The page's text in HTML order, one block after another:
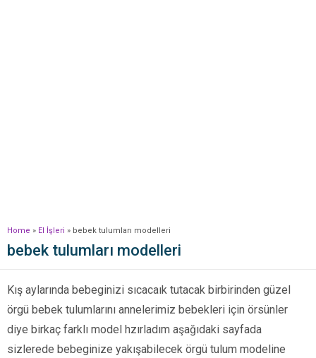
Home » El İşleri » bebek tulumları modelleri
bebek tulumları modelleri
Kış aylarında bebeginizi sıcacaık tutacak birbirinden güzel
örgü bebek tulumlarını annelerimiz bebekleri için örsünler
diye birkaç farklı model hzırladım aşağıdaki sayfada
sizlerede bebeginize yakışabilecek örgü tulum modeline